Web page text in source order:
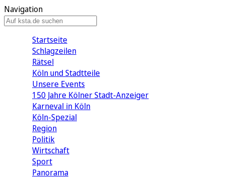
Navigation
Startseite
Schlagzeilen
Rätsel
Köln und Stadtteile
Unsere Events
150 Jahre Kölner Stadt-Anzeiger
Karneval in Köln
Köln-Spezial
Region
Politik
Wirtschaft
Sport
Panorama